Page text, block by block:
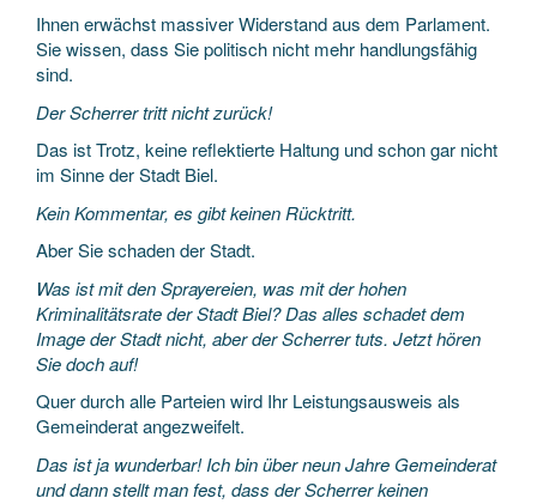
Ihnen erwächst massiver Widerstand aus dem Parlament.
Sie wissen, dass Sie politisch nicht mehr handlungsfähig
sind.
Der Scherrer tritt nicht zurück!
Das ist Trotz, keine reflektierte Haltung und schon gar nicht
im Sinne der Stadt Biel.
Kein Kommentar, es gibt keinen Rücktritt.
Aber Sie schaden der Stadt.
Was ist mit den Sprayereien, was mit der hohen
Kriminalitätsrate der Stadt Biel? Das alles schadet dem
Image der Stadt nicht, aber der Scherrer tuts. Jetzt hören
Sie doch auf!
Quer durch alle Parteien wird Ihr Leistungsausweis als
Gemeinderat angezweifelt.
Das ist ja wunderbar! Ich bin über neun Jahre Gemeinderat
und dann stellt man fest, dass der Scherrer keinen